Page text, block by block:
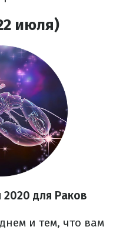
июля)
2020 для Раков
и тем, что вам